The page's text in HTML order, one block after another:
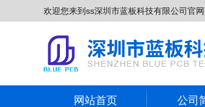
欢迎您来到ss深圳市蓝板科技有限公司官网
网站首页 公司